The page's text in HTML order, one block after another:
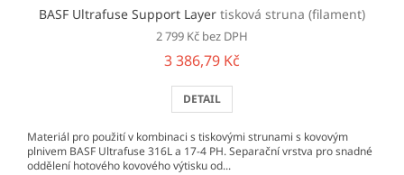
BASF Ultrafuse Support Layer tisková struna (filament)
2 799 Kč bez DPH
3 386,79 Kč
DETAIL
Materiál pro použití v kombinaci s tiskovými strunami s kovovým
plnivem BASF Ultrafuse 316L a 17-4 PH. Separační vrstva pro snadné
oddělení hotového kovového výtisku od...